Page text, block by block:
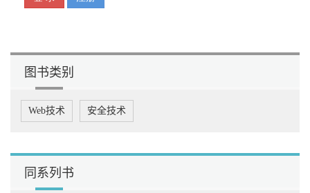
2.6 越狱必备工具 21
第3章 逆向工具详解
3.1 应用解密 23
3.1.1 dumpdecrypted 23
3.2 class-dump 30
3.2.1 class-dump的使用 30
图书类别
Web技术 安全技术
同系列书